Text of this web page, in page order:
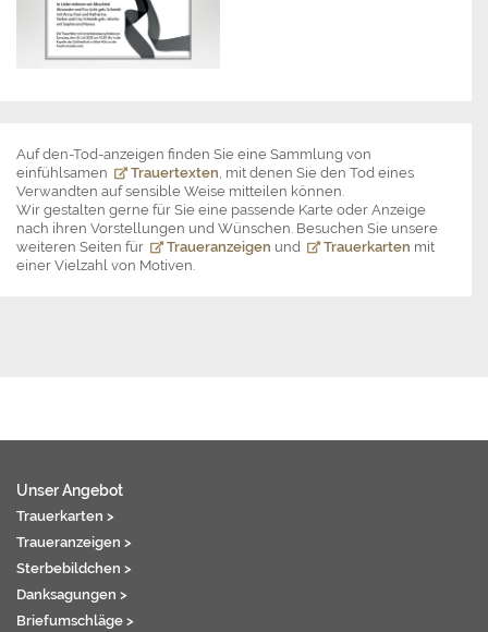
Auf den-Tod-anzeigen finden Sie eine Sammlung von
einfühlsamen
Trauertexten , mit denen Sie den Tod eines
Verwandten auf sensible Weise mitteilen können.
Wir gestalten gerne für Sie eine passende Karte oder Anzeige
nach ihren Vorstellungen und Wünschen. Besuchen Sie unsere
weiteren Seiten für
Traueranzeigen und Trauerkarten mit
einer Vielzahl von Motiven.
Unser Angebot
Trauerkarten >
Traueranzeigen >
Sterbebildchen >
Danksagungen >
Briefumschläge >